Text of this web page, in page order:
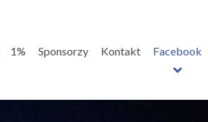
1% Sponsorzy Kontakt Facebook